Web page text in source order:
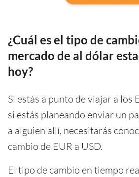
¿Cuál es el tipo de
mercado de al dólar
hoy?
Si estás a punto de viajar a los
si estás planeando enviar un
a alguien allí, necesitarás
cambio de EUR a USD.
El tipo de cambio en tiempo